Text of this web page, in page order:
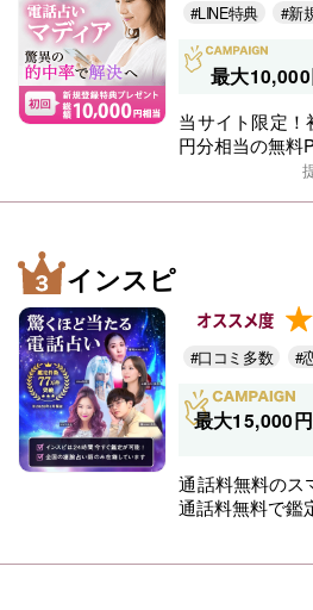
#LINE特典 #新
最大
当サイト限定！
円分相当の無料
インスピ
オススメ度
#口コミ多数 #
最大15,000
通話料無料のス
通話料無料で鑑